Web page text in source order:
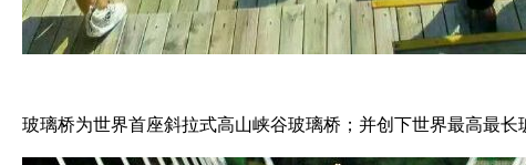
玻璃桥为世界首座斜拉式高山峡谷玻璃桥；并创下世界最高最长